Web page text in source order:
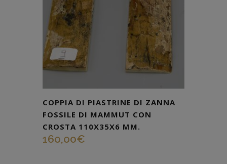
COPPIA DI PIASTRINE DI ZANNA
FOSSILE DI MAMMUT CON
CROSTA 110X35X6 MM.
160,00€